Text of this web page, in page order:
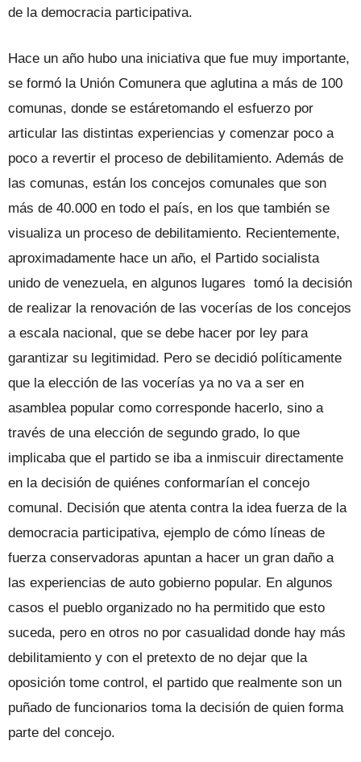
de la democracia participativa.
Hace un año hubo una iniciativa que fue muy importante,
se formó la Unión Comunera que aglutina a más de 100
comunas, donde se estáretomando el esfuerzo por
articular las distintas experiencias y comenzar poco a
poco a revertir el proceso de debilitamiento. Además de
las comunas, están los concejos comunales que son
más de 40.000 en todo el país, en los que también se
visualiza un proceso de debilitamiento. Recientemente,
aproximadamente hace un año, el Partido socialista
unido de venezuela, en algunos lugares tomó la decisión
de realizar la renovación de las vocerías de los concejos
a escala nacional, que se debe hacer por ley para
garantizar su legitimidad. Pero se decidió políticamente
que la elección de las vocerías ya no va a ser en
asamblea popular como corresponde hacerlo, sino a
través de una elección de segundo grado, lo que
implicaba que el partido se iba a inmiscuir directamente
en la decisión de quiénes conformarían el concejo
comunal. Decisión que atenta contra la idea fuerza de la
democracia participativa, ejemplo de cómo líneas de
fuerza conservadoras apuntan a hacer un gran daño a
las experiencias de auto gobierno popular. En algunos
casos el pueblo organizado no ha permitido que esto
suceda, pero en otros no por casualidad donde hay más
debilitamiento y con el pretexto de no dejar que la
oposición tome control, el partido que realmente son un
puñado de funcionarios toma la decisión de quien forma
parte del concejo.